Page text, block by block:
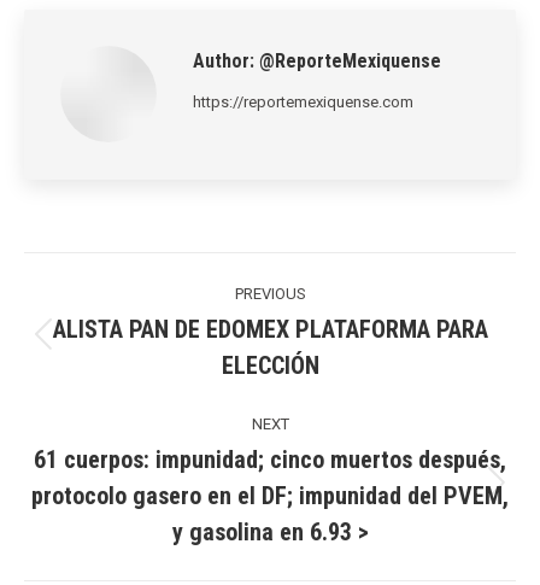
Author: @ReporteMexiquense
https://reportemexiquense.com
PREVIOUS
Previous
post:
ALISTA PAN DE EDOMEX PLATAFORMA PARA
ELECCIÓN
NEXT
Next
post:
61 cuerpos: impunidad; cinco muertos después,
protocolo gasero en el DF; impunidad del PVEM,
y gasolina en 6.93 >